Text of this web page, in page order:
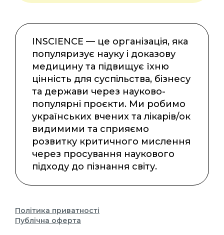
INSCIENCE — це організація, яка
популяризує науку і доказову
медицину та підвищує їхню
цінність для суспільства, бізнесу
та держави через науково-
популярні проєкти. Ми робимо
українських вчених та лікарів/ок
видимими та сприяємо
розвитку критичного мислення
через просування наукового
підходу до пізнання світу.
Політика приватності
Публічна оферта